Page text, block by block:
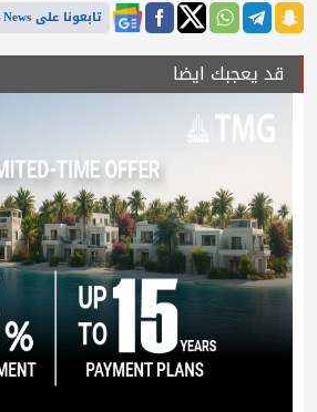
تابعونا على Google News
قد يعجبك ايضا